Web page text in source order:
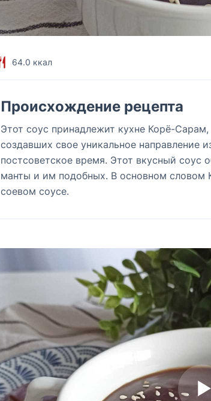
64.0 ккал
Происхождение рецепта
Этот соус принадлежит кухне Корё-
создавших свое уникальное направление
постсоветское время. Этот вкусный соус
манты и им подобных. В основном словом
соевом соусе.